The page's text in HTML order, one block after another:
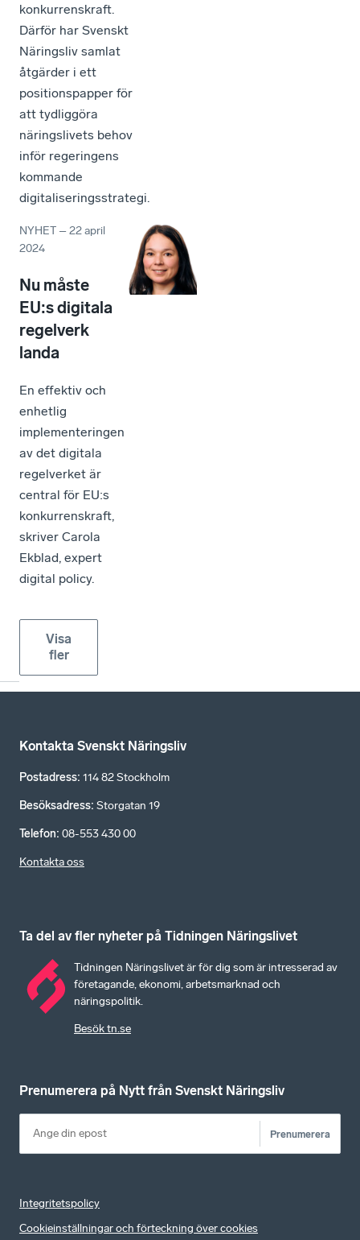
konkurrenskraft.
Därför har Svenskt
Näringsliv samlat
åtgärder i ett
positionspapper för
att tydliggöra
näringslivets behov
inför regeringens
kommande
digitaliseringsstrategi.
NYHET –22 april
2024
Nu måste
EU:s digitala
regelverk
landa
En effektiv och
enhetlig
implementeringen
av det digitala
regelverket är
central för EU:s
konkurrenskraft,
skriver Carola
Ekblad, expert
digital policy.
Visa
fler
Kontakta Svenskt Näringsliv
Postadress: 114 82 Stockholm
Besöksadress: Storgatan 19
Telefon: 08-553 430 00
Kontakta oss
Ta del av fler nyheter på Tidningen Näringslivet
Tidningen Näringslivet är för dig som är intresserad av
företagande, ekonomi, arbetsmarknad och
näringspolitik.
Besök tn.se
Prenumerera på Nytt från Svenskt Näringsliv
Prenumerera
Integritetspolicy
Cookieinställningar och förteckning över cookies